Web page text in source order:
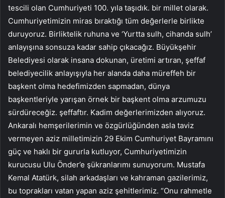
tescili olan Cumhuriyeti 100. yıla taşıdık. bir millet olarak.
Cumhuriyetimizin miras bıraktığı tüm değerlerle birlikte
duruyoruz. Birliktelik ruhuna ve ‘Yurtta sulh, cihanda sulh’
anlayışına sonsuza kadar sahip çıkacağız. Büyükşehir
Belediyesi olarak insana dokunan, üretimi artıran, şeffaf
belediyecilik anlayışıyla her alanda daha müreffeh bir
başkent olma hedefimizden sapmadan, dünya
başkentleriyle yarışan örnek bir başkent olma arzumuzu
sürdüreceğiz. şeffaftır. Kadim değerlerimizden alıyoruz.
Ankaralı hemşerilerimin ve özgürlüğünden asla taviz
vermeyen aziz milletimizin 29 Ekim Cumhuriyet Bayramını
güç ve haklı bir gururla kutluyor, Cumhuriyetimizin
kurucusu Ulu Önder’e şükranlarımı sunuyorum. Mustafa
Kemal Atatürk, silah arkadaşları ve kahraman gazilerimiz,
bu toprakları vatan yapan aziz şehitlerimiz. “Onu rahmetle